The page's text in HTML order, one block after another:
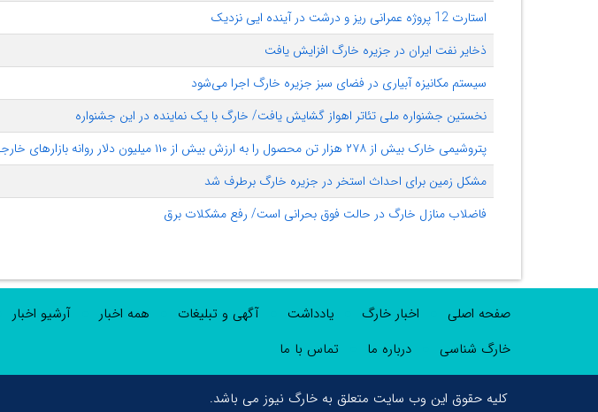
استارت 12 پروژه عمرانی ریز و درشت در آینده ایی نزدیک
ذخایر نفت ایران در جزیره خارگ افزایش یافت
سیستم مکانیزه آبیاری در فضای سبز جزیره خارگ اجرا می‌شود
نخستین جشنواره ملی تئاتر اهواز گشایش یافت/ خارگ با یک نماینده در این جشنواره
پتروشیمی خارک بیش از ۲۷۸ هزار تن محصول را به ارزش بیش از ۱۱۰ میلیون دلار روانه بازارهای خارجی کرد
مشکل زمین برای احداث استخر در جزیره خارگ برطرف شد
فاضلاب منازل خارگ در حالت فوق بحرانی است/ رفع مشکلات برق
صفحه اصلی اخبار خارگ یادداشت آگهی و تبلیغات همه اخبار آرشیو اخبار
خارگ شناسی
درباره ما تماس با ما
کلیه حقوق این وب سایت متعلق به خارگ نیوز می باشد.